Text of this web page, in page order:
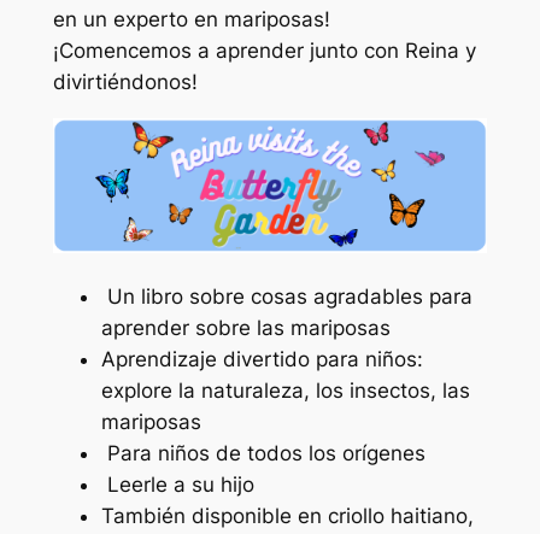
en un experto en mariposas!
¡Comencemos a aprender junto con Reina y
divirtiéndonos!
Un libro sobre cosas agradables para
aprender sobre las mariposas
Aprendizaje divertido para niños:
explore la naturaleza, los insectos, las
mariposas
Para niños de todos los orígenes
Leerle a su hijo
También disponible en criollo haitiano,